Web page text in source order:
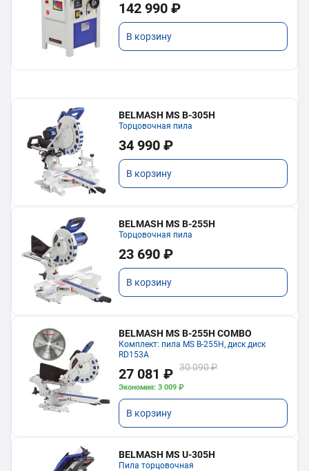
142 990 ₽
В корзину
BELMASH MS B-305H
Торцовочная пила
34 990 ₽
В корзину
BELMASH MS B-255H
Торцовочная пила
23 690 ₽
В корзину
BELMASH MS B-255H COMBO
Комплект: пила MS B-255H, диск диск
RD153A
27 081 ₽ 30 090 ₽
Экономия: 3 009 ₽
В корзину
BELMASH MS U-305H
Пила торцовочная